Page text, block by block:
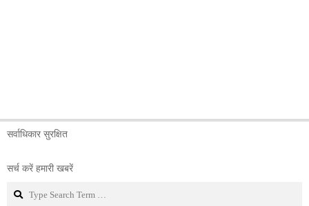
सर्वाधिकार सुरक्षित
सर्च करें हमारी खबरें